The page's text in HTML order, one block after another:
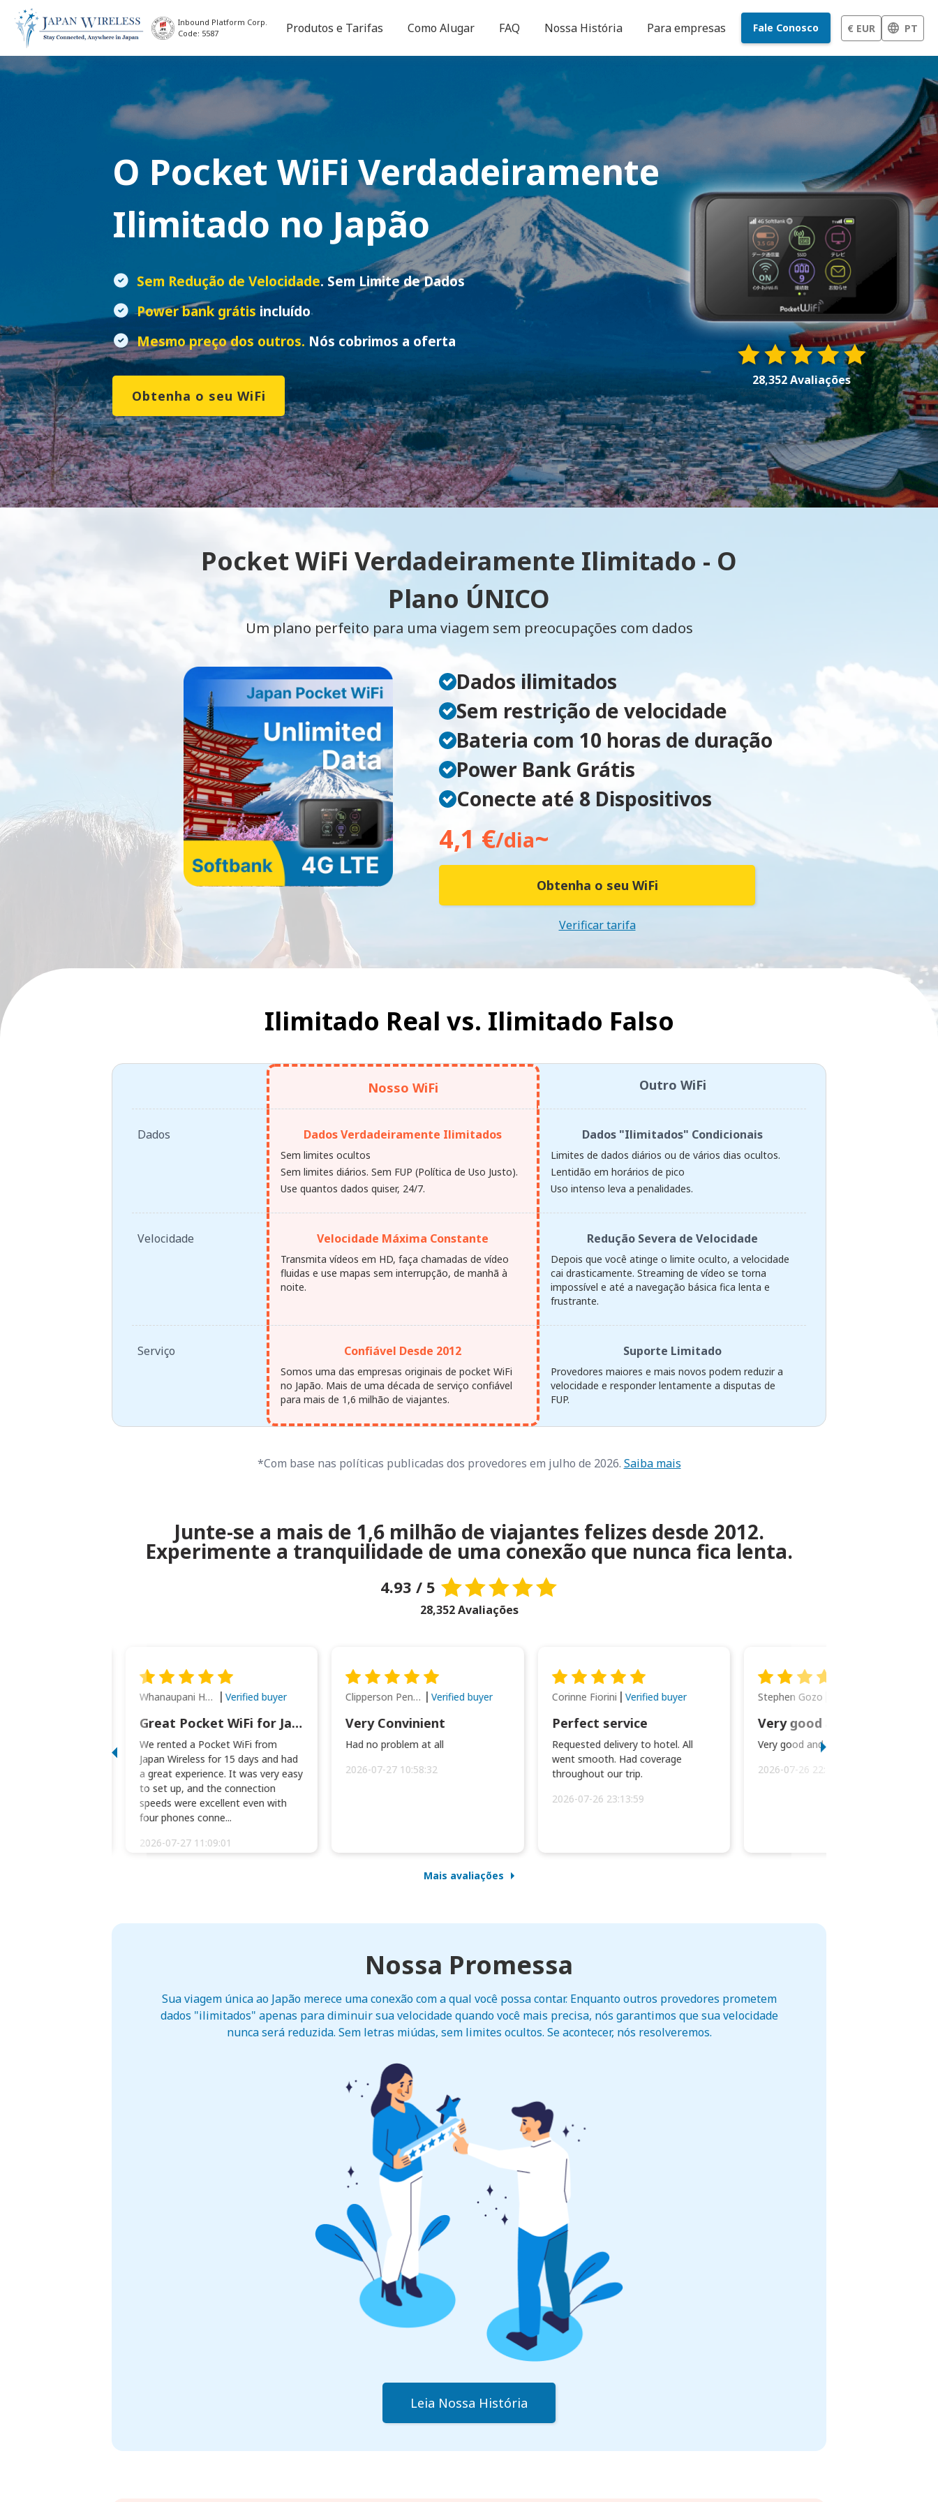
Inbound Platform Corp.
Code: 5587
Produtos e Tarifas Como Alugar FAQ Nossa História Para empresas Fale Conosco € EUR PT
28,352 Avaliações
O Pocket WiFiVerdadeiramente
Ilimitado no Japão
Sem Redução de Velocidade. Sem Limite de Dados
Power bank grátis incluído
Mesmo preço dos outros. Nós cobrimos a oferta
Obtenha o seu WiFi
Pocket WiFi Verdadeiramente Ilimitado - O
Plano ÚNICO
Um plano perfeito para uma viagem sem preocupações com dados
Dados ilimitados
Sem restrição de velocidade
Bateria com 10 horas de duração
Power Bank Grátis
Conecte até 8 Dispositivos
4,1 €/dia~
Obtenha o seu WiFi
Verificar tarifa
Ilimitado Real vs. Ilimitado Falso
Nosso WiFi Outro WiFi
Dados Dados Verdadeiramente Ilimitados
Sem limites ocultos
Sem limites diários. Sem FUP (Política de Uso Justo).
Use quantos dados quiser, 24/7.
Dados "Ilimitados" Condicionais
Limites de dados diários ou de vários dias ocultos.
Lentidão em horários de pico
Uso intenso leva a penalidades.
Velocidade Velocidade Máxima Constante
Transmita vídeos em HD, faça chamadas de vídeo
fluidas e use mapas sem interrupção, de manhã à
noite.
Redução Severa de Velocidade
Depois que você atinge o limite oculto, a velocidade
cai drasticamente. Streaming de vídeo se torna
impossível e até a navegação básica fica lenta e
frustrante.
Serviço Confiável Desde 2012
Somos uma das empresas originais de pocket WiFi
no Japão. Mais de uma década de serviço confiável
para mais de 1,6 milhão de viajantes.
Suporte Limitado
Provedores maiores e mais novos podem reduzir a
velocidade e responder lentamente a disputas de
FUP.
*Com base nas políticas publicadas dos provedores em julho de 2026. Saiba mais
Junte-se a mais de 1,6 milhão de viajantes felizes desde 2012.
Experimente a tranquilidade de uma conexão que nunca fica lenta.
4.93 / 5
28,352 Avaliações
Whanaupani Henry Joseph Macown Verified buyer
Great Pocket WiFi for Japan Travel
We rented a Pocket WiFi from
Japan Wireless for 15 days and had
a great experience. It was very easy
to set up, and the connection
speeds were excellent even with
four phones conne...
2026-07-27 11:09:01
Clipperson Penilla Verified buyer
Very Convinient
Had no problem at all
2026-07-27 10:58:32
Corinne Fiorini Verified buyer
Perfect service
Requested delivery to hotel. All
went smooth. Had coverage
throughout our trip.
2026-07-26 23:13:59
Stephen Gozo
Very good and prompt service.
2026-07-26 22:43:45
Mais avaliações
Nossa Promessa
Sua viagem única ao Japão merece uma conexão com a qual você possa contar. Enquanto outros provedores prometem
dados "ilimitados" apenas para diminuir sua velocidade quando você mais precisa, nós garantimos que sua velocidade
nunca será reduzida. Sem letras miúdas, sem limites ocultos. Se acontecer, nós resolveremos.
Leia Nossa História